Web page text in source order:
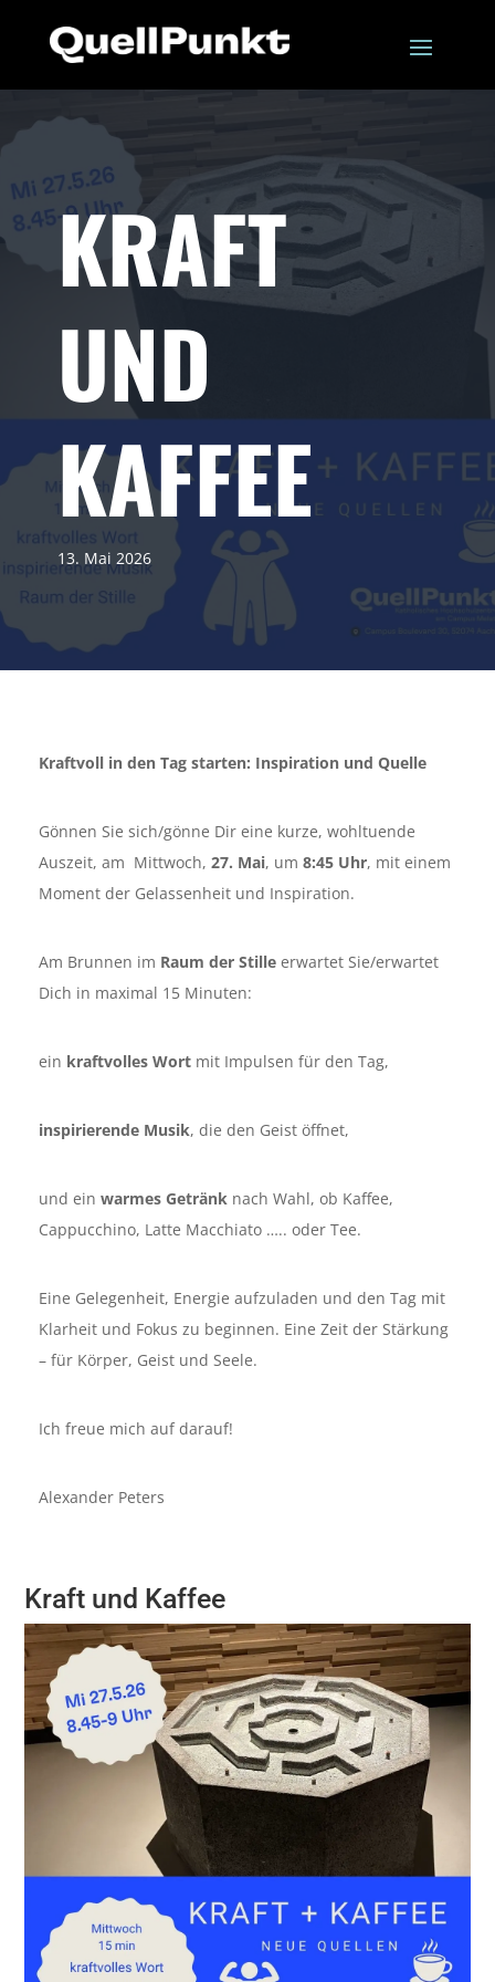
KRAFT
UND
KAFFEE
13. Mai 2026
Kraftvoll in den Tag starten: Inspiration und Quelle
Gönnen Sie sich/gönne Dir eine kurze, wohltuende
Auszeit, am Mittwoch, 27. Mai, um 8:45 Uhr, mit einem
Moment der Gelassenheit und Inspiration.
Am Brunnen im Raum der Stilleerwartet Sie/erwartet
Dich in maximal 15 Minuten:
ein kraftvolles Wortmit Impulsen für den Tag,
inspirierende Musik, die den Geist öffnet,
und ein warmes Getränknach Wahl, ob Kaffee,
Cappucchino, Latte Macchiato ….. oder Tee.
Eine Gelegenheit, Energie aufzuladen und den Tag mit
Klarheit und Fokus zu beginnen. Eine Zeit der Stärkung
– für Körper, Geist und Seele.
Ich freue mich auf darauf!
Alexander Peters
Kraft und Kaffee